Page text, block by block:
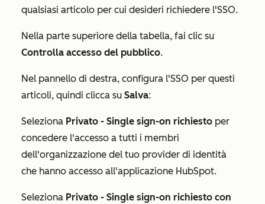
qualsiasi articolo per cui desideri richiedere l'SSO.
Nella parte superiore della tabella, fai clic su
Controlla accesso del pubblico.
Nel pannello di destra, configura l'SSO per questi
articoli, quindi clicca su Salva:
Seleziona Privato - Single sign-on richiesto per
concedere l'accesso a tutti i membri
dell'organizzazione del tuo provider di identità
che hanno accesso all'applicazione HubSpot.
Seleziona Privato - Single sign-on richiesto con